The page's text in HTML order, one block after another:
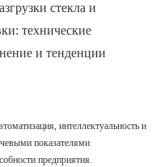
стекла и
технические
и тенденции
интеллектуальность и
показателями
предприятия.